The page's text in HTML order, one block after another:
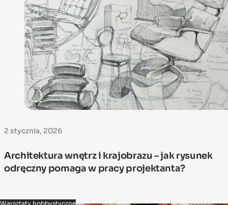
2 stycznia, 2026
Architektura wnętrz i krajobrazu – jak rysunek
odręczny pomaga w pracy projektanta?
Warsztaty hobbystyczne